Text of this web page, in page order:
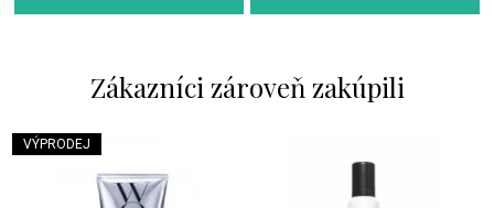
Zákazníci zároveň zakúpili
VÝPRODEJ